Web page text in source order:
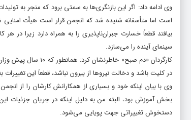
وی ادامه داد: اگر این بازنگری‌ها به سمتی برود که منجر به
است اما متأسفانه شنیده شد که انجمن قرار است هیأت امنایی
بیافتد قطعاً خسارت جبران‌ناپذیری را به همراه دارد زیرا
سینمای آینده را می‌سازد.
کارگردان «دم صبح»
در کلیت باشد و دخالت نیروها از بیرون نباشد، قطعاً این
وی با بیان اینکه خود و بسیاری از همکارانش کارشان را از
بخش آموزش بود، البته من به دلیل اینکه در جریان جزئیات
دستخوش تغییراتی جهت پویایی می‌شود.